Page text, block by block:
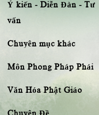
Ý kiến - Diễn Đàn - Tư
vấn
Chuyên mục khác
Môn Phong Pháp Phái
Văn Hóa Phật Giáo